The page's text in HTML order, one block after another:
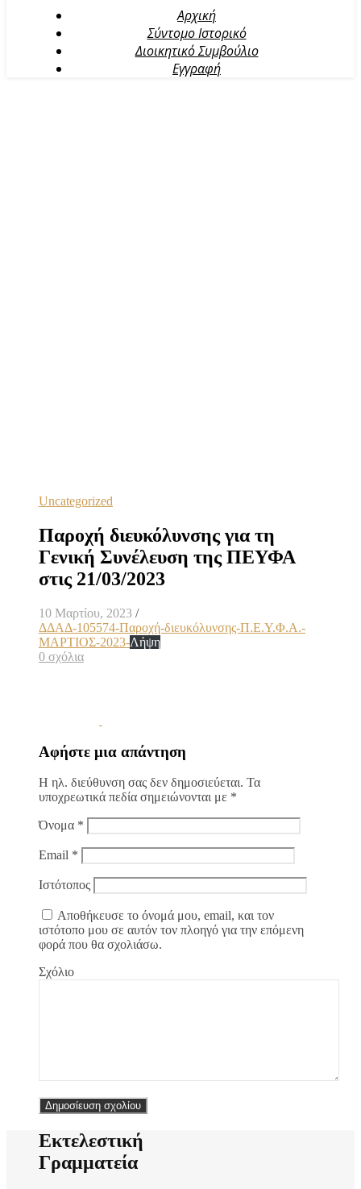
Αρχική
Σύντομο Ιστορικό
Διοικητικό Συμβούλιο
Εγγραφή
Uncategorized
Παροχή διευκόλυνσης για τη
Γενική Συνέλευση της ΠΕΥΦΑ
στις 21/03/2023
10 Μαρτίου, 2023 /
ΔΔΑΔ-105574-Παροχή-διευκόλυνσης-Π.Ε.Υ.Φ.Α.-
ΜΑΡΤΙΟΣ-2023-Λήψη
0 σχόλια
Αφήστε μια απάντηση
Η ηλ. διεύθυνση σας δεν δημοσιεύεται. Τα
υποχρεωτικά πεδία σημειώνονται με *
Όνομα *
Email *
Ιστότοπος
Αποθήκευσε το όνομά μου, email, και τον
ιστότοπο μου σε αυτόν τον πλοηγό για την επόμενη
φορά που θα σχολιάσω.
Σχόλιο
Εκτελεστική
Γραμματεία